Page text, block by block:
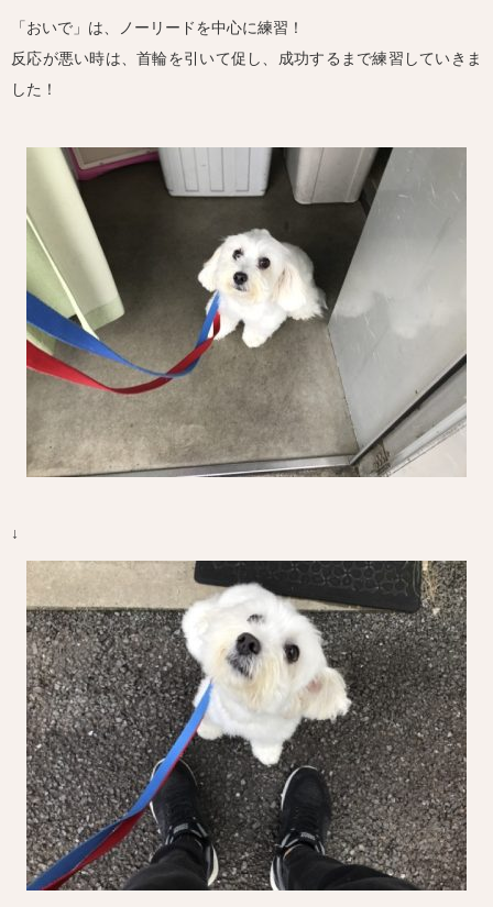
「おいで」は、ノーリードを中心に練習！
反応が悪い時は、首輪を引いて促し、成功するまで練習していきま
した！
↓